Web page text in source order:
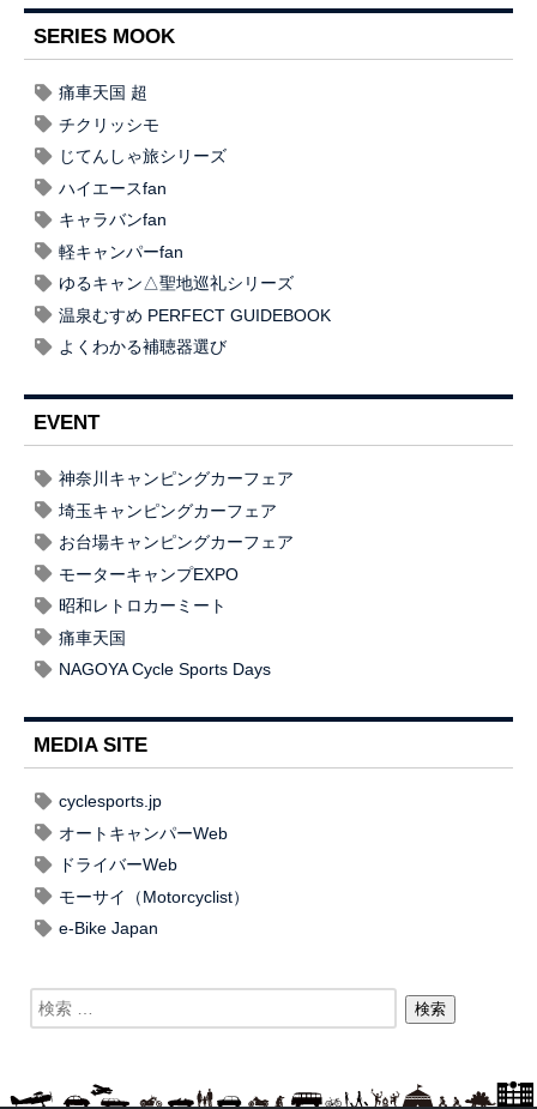
SERIES MOOK
痛車天国 超
チクリッシモ
じてんしゃ旅シリーズ
ハイエースfan
キャラバンfan
軽キャンパーfan
ゆるキャン△聖地巡礼シリーズ
温泉むすめ PERFECT GUIDEBOOK
よくわかる補聴器選び
EVENT
神奈川キャンピングカーフェア
埼玉キャンピングカーフェア
お台場キャンピングカーフェア
モーターキャンプEXPO
昭和レトロカーミート
痛車天国
NAGOYA Cycle Sports Days
MEDIA SITE
cyclesports.jp
オートキャンパーWeb
ドライバーWeb
モーサイ（Motorcyclist）
e-Bike Japan